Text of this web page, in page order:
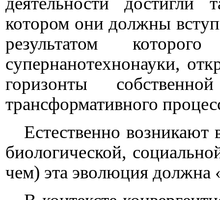
котором они должны
результатом
супернанотехнонауки,
горизонты
трансформативного
Естественно
биологической,
чем) эта эволюция должна